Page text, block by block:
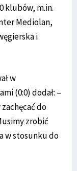
klubów, m.in.
Mediolan,
i
w
(0:0) dodał: –
do
zrobić
w stosunku do